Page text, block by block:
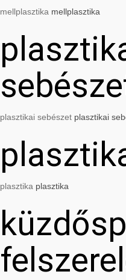
mellplasztika mellplasztika
plasztikai sebészet plasztikai
plasztika plasztika